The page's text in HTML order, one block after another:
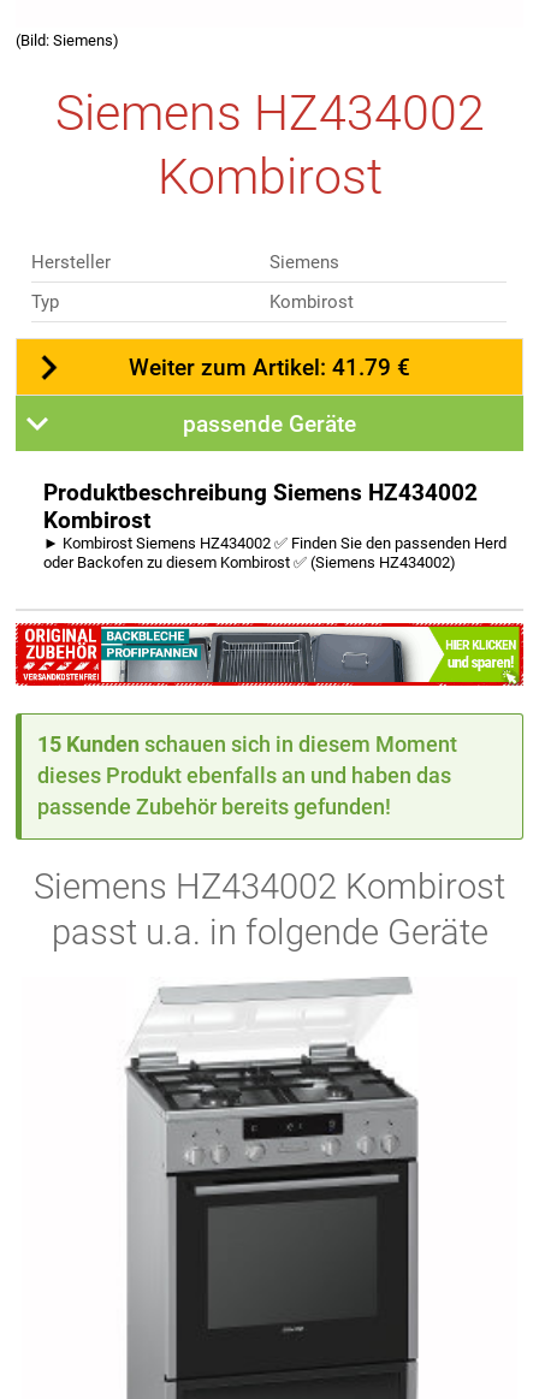
(Bild: Siemens)
Siemens HZ434002
Kombirost
Hersteller
Siemens
Typ
Kombirost
Weiter zum Artikel: 41.79 €
passende Geräte
Produktbeschreibung Siemens HZ434002
Kombirost
► Kombirost Siemens HZ434002 ✅ Finden Sie den passenden Herd
oder Backofen zu diesem Kombirost ✅ (Siemens HZ434002)
15 Kunden schauen sich in diesem Moment
dieses Produkt ebenfalls an und haben das
passende Zubehör bereits gefunden!
Siemens HZ434002 Kombirost
passt u.a. in folgende Geräte